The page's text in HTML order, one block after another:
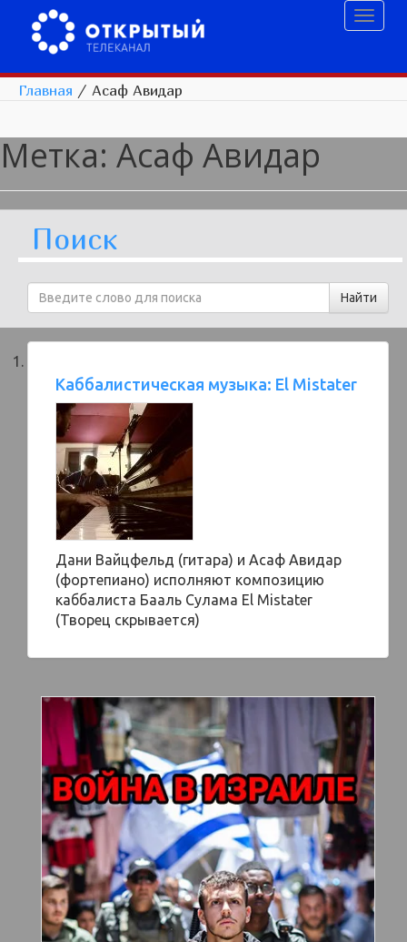
Главная / Асаф Авидар
Метка: Асаф Авидар
Поиск
Каббалистическая музыка: El Mistater
Дани Вайцфельд (гитара) и Асаф Авидар
(фортепиано) исполняют композицию
каббалиста Бааль Сулама El Mistater
(Творец скрывается)